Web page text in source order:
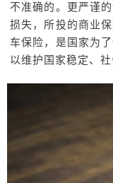
不准确的。更严谨
损失，所投的商业
车保险，是国家为
以维护国家稳定、